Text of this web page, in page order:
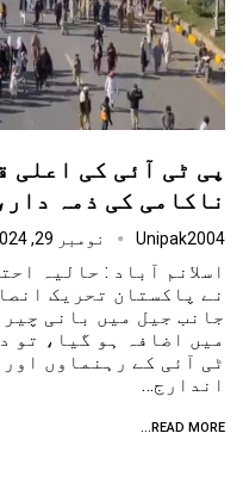
پی ٹی آئی کی اعلی
ناکامی کی ذمہ
Unipak2004 نومبر 29, 2024
اسلانم آباد : حالیہ
نے پاکستان تحریک
جانب جیل میں بانی
میں اضافہ ہو گیا، تو
ٹی آئی کے رہنماوں
اندارج…
READ MORE...